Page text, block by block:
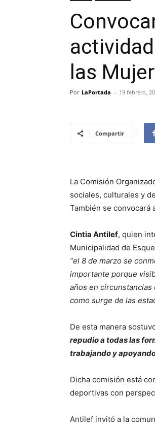
las
Por LaPortada - 19 febrero,
Compartir
La Comisión
sociales, culturales y
También se convocará
Cintia Antilef, quien
Municipalidad de
“el 8 de marzo se
importante porque
años en
como surge de las
De esta manera
repudio a todas las
trabajando y
Dicha comisión está
deportivas con
Antilef invitó a la